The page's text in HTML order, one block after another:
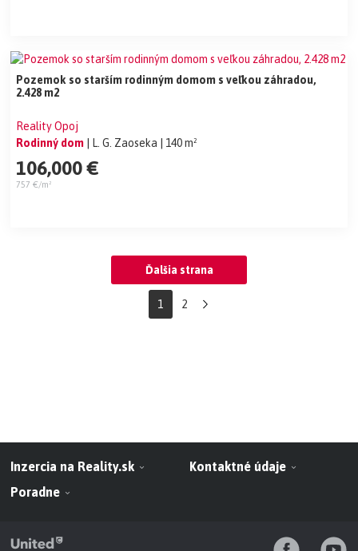
Pozemok so starším rodinným domom s veľkou záhradou,
2.428 m2
Reality Opoj
Rodinný dom
| L. G. Zaoseka | 140 m²
106,000 €
757 €/m²
Ďalšia strana
1 2
Inzercia na Reality.sk
Kontaktné údaje
Poradne